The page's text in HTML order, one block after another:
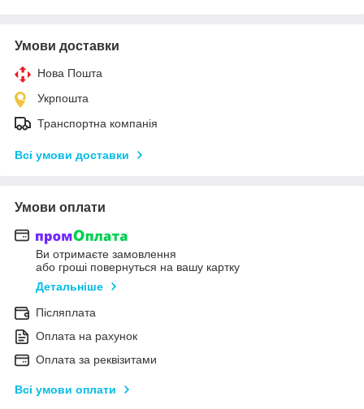
Умови доставки
Нова Пошта
Укрпошта
Транспортна компанія
Всі умови доставки
Умови оплати
Ви отримаєте замовлення
або гроші повернуться на вашу картку
Детальніше
Післяплата
Оплата на рахунок
Оплата за реквізитами
Всі умови оплати